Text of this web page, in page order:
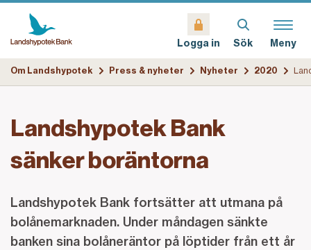
Logga in Sök Meny
Om Landshypotek Press & nyheter Nyheter 2020
Landshypotek Bank
sänker boräntorna
Landshypotek Bank fortsätter att utmana på
bolånemarknaden. Under måndagen sänkte
banken sina bolåneräntor på löptider från ett år